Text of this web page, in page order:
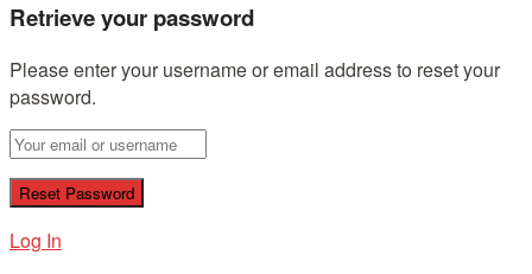
Retrieve your password
Please enter your username or email address to reset your
password.
Log In